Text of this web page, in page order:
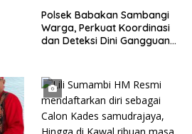
Polsek Babakan Sambangi
Warga, Perkuat Koordinasi
dan Deteksi Dini Gangguan